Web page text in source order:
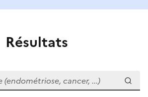
Résultats
cancer, ...)